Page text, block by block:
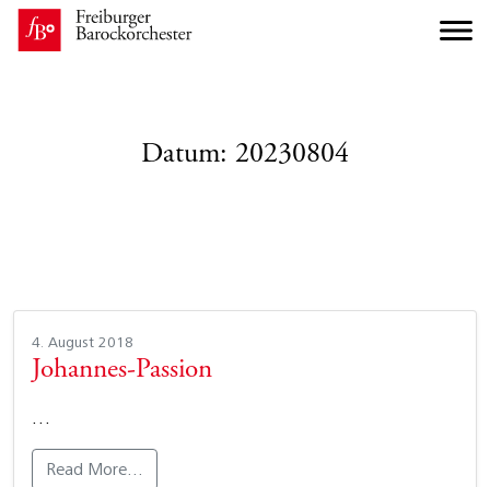
Datum: 20230804
4. August 2018
Johannes-Passion
…
Read More…